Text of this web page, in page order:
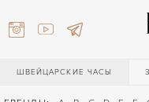
ШВЕЙЦАРСКИЕ ЧАСЫ